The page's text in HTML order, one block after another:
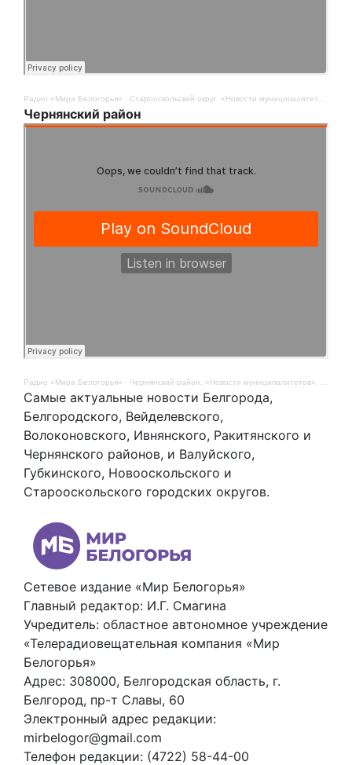
Радио «Мира Белогорья» · Старооскольский округ. «Новости муниципалитетов». 8 сентября
Чернянский район
Радио «Мира Белогорья» · Чернянский район. «Новости муниципалитетов». 8 сентября
Самые актуальные новости Белгорода,
Белгородского, Вейделевского,
Волоконовского, Ивнянского, Ракитянского и
Чернянского районов, и Валуйского,
Губкинского, Новооскольского и
Старооскольского городских округов.
Сетевое издание «Мир Белогорья»
Главный редактор: И.Г. Смагина
Учредитель: областное автономное учреждение
«Телерадиовещательная компания «Мир
Белогорья»
Адрес: 308000, Белгородская область, г.
Белгород, пр-т Славы, 60
Электронный адрес редакции:
mirbelogor@gmail.com
Телефон редакции: (4722) 58-44-00